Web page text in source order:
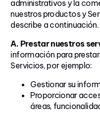
administrativos y la
nuestros productos y
describe a continuación.
A. Prestar nuestros
información para
Servicios, por ejemplo:
Gestionar su
Proporcionar
áreas,